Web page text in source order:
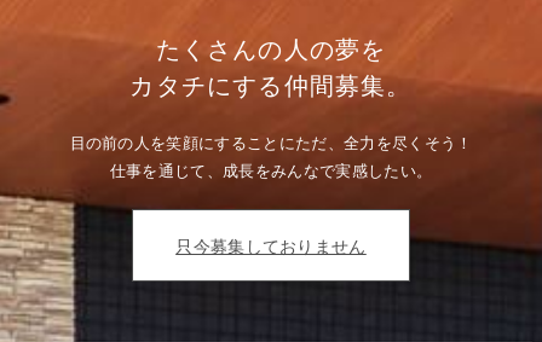
ン
たくさんの人の夢を
カタチにする仲間募集。
目の前の人を笑顔にすることにただ、全力を尽くそう！
仕事を通じて、成長をみんなで実感したい。
只今募集しておりません